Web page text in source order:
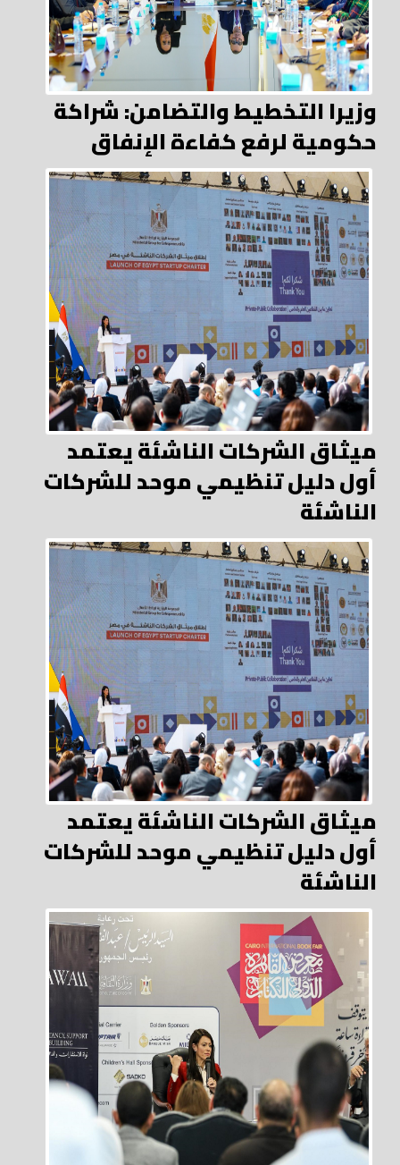
وزيرا التخطيط والتضامن: شراكة
حكومية لرفع كفاءة الإنفاق
ميثاق الشركات الناشئة يعتمد
أول دليل تنظيمي موحد للشركات
الناشئة
ميثاق الشركات الناشئة يعتمد
أول دليل تنظيمي موحد للشركات
الناشئة